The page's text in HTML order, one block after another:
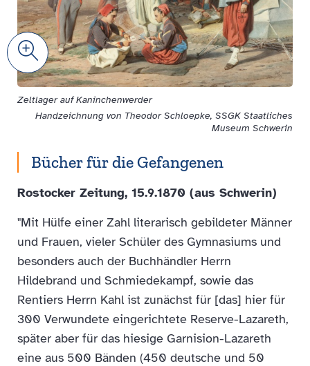
Zoom
Handzeichnung von Theodor Schloepke, SSGK Staatliches
Museum Schwerin
Zeltlager auf Kaninchenwerder
Bücher für die Gefangenen
Rostocker Zeitung, 15.9.1870 (aus Schwerin)
"Mit Hülfe einer Zahl literarisch gebildeter Männer
und Frauen, vieler Schüler des Gymnasiums und
besonders auch der Buchhändler Herrn
Hildebrand und Schmiedekampf, sowie das
Rentiers Herrn Kahl ist zunächst für [das] hier für
300 Verwundete eingerichtete Reserve-Lazareth,
später aber für das hiesige Garnision-Lazareth
eine aus 500 Bänden (450 deutsche und 50